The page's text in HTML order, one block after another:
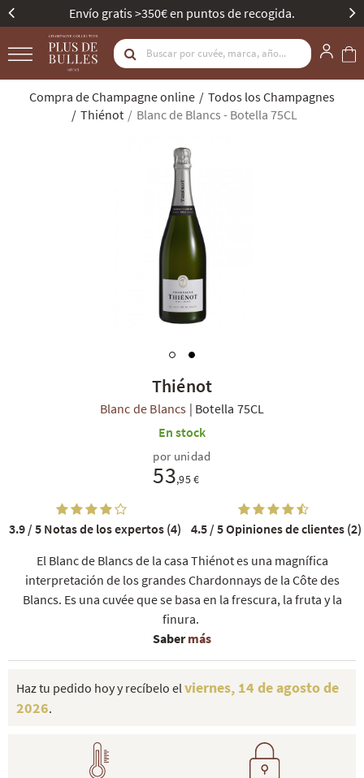
Envío gratis >350€ en puntos de recogida.
Compra de Champagne online
Todos los Champagnes
Thiénot
Blanc de Blancs - Botella 75CL
Thiénot
Blanc de Blancs | Botella 75CL
En stock
El Blanc de Blancs de la casa Thiénot es una magnífica
interpretación de los grandes Chardonnays de la Côte des
Blancs. Es una cuvée que se basa en la frescura, la fruta y la
finura.
Sabermás
por unidad
53,95 €
3.9 / 5 Notas de los expertos (4) 4.5 / 5Opiniones de clientes (2)
Haz tu pedido hoy y recíbelo elviernes, 14 de agosto de
2026.